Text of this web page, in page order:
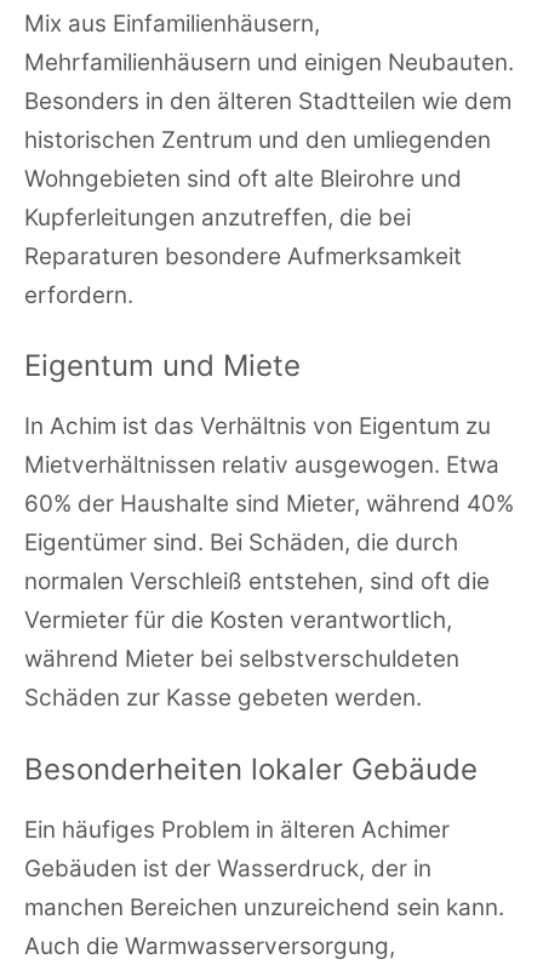
Mix aus Einfamilienhäusern,
Mehrfamilienhäusern und einigen Neubauten.
Besonders in den älteren Stadtteilen wie dem
historischen Zentrum und den umliegenden
Wohngebieten sind oft alte Bleirohre und
Kupferleitungen anzutreffen, die bei
Reparaturen besondere Aufmerksamkeit
erfordern.
Eigentum und Miete
In Achim ist das Verhältnis von Eigentum zu
Mietverhältnissen relativ ausgewogen. Etwa
60% der Haushalte sind Mieter, während 40%
Eigentümer sind. Bei Schäden, die durch
normalen Verschleiß entstehen, sind oft die
Vermieter für die Kosten verantwortlich,
während Mieter bei selbstverschuldeten
Schäden zur Kasse gebeten werden.
Besonderheiten lokaler Gebäude
Ein häufiges Problem in älteren Achimer
Gebäuden ist der Wasserdruck, der in
manchen Bereichen unzureichend sein kann.
Auch die Warmwasserversorgung,